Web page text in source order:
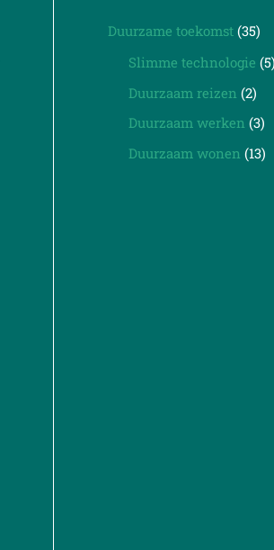
Duurzame toekomst (35)
Slimme technologie (5)
Duurzaam reizen (2)
Duurzaam werken (3)
Duurzaam wonen (13)